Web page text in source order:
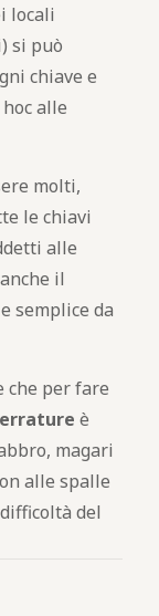
locali
si può
chiave e
alle
molti,
le chiavi
alle
il
semplice da
per fare
è
magari
alle spalle
del